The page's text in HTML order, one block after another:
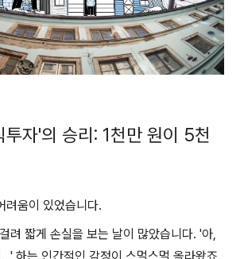
자'의 승리: 1천만 원이 5천
려움이 있었습니다.
려 짧게 손실을 보는 날이 많았습니다. '아,